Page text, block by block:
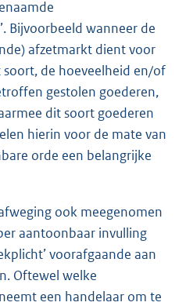
Bijvoorbeeld wanneer de
afzetmarkt dient voor
de hoeveelheid en/of
gestolen goederen,
dit soort goederen
hierin voor de mate van
orde een belangrijke
ook meegenomen
aantoonbaar invulling
voorafgaande aan
Oftewel welke
een handelaar om te